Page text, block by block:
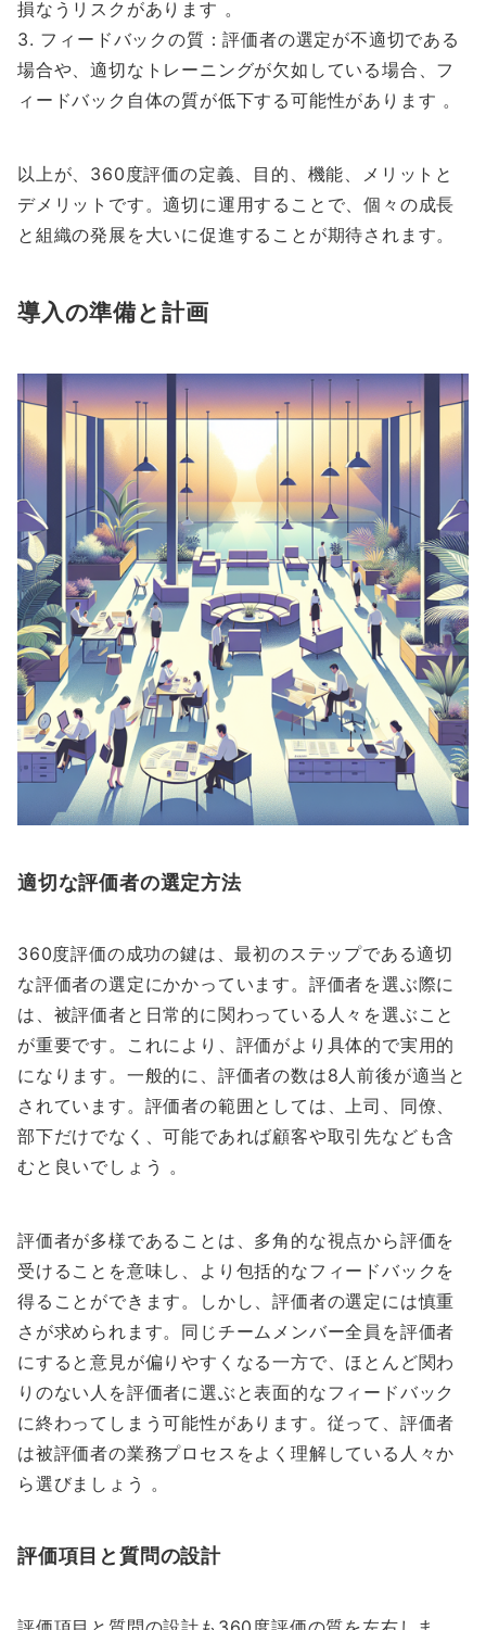
損なうリスクがあります 。
3. フィードバックの質：評価者の選定が不適切である
場合や、適切なトレーニングが欠如している場合、フ
ィードバック自体の質が低下する可能性があります 。
以上が、360度評価の定義、目的、機能、メリットと
デメリットです。適切に運用することで、個々の成長
と組織の発展を大いに促進することが期待されます。
導入の準備と計画
適切な評価者の選定方法
360度評価の成功の鍵は、最初のステップである適切
な評価者の選定にかかっています。評価者を選ぶ際に
は、被評価者と日常的に関わっている人々を選ぶこと
が重要です。これにより、評価がより具体的で実用的
になります。一般的に、評価者の数は8人前後が適当と
されています。評価者の範囲としては、上司、同僚、
部下だけでなく、可能であれば顧客や取引先なども含
むと良いでしょう 。
評価者が多様であることは、多角的な視点から評価を
受けることを意味し、より包括的なフィードバックを
得ることができます。しかし、評価者の選定には慎重
さが求められます。同じチームメンバー全員を評価者
にすると意見が偏りやすくなる一方で、ほとんど関わ
りのない人を評価者に選ぶと表面的なフィードバック
に終わってしまう可能性があります。従って、評価者
は被評価者の業務プロセスをよく理解している人々か
ら選びましょう 。
評価項目と質問の設計